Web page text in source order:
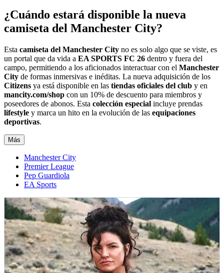
¿Cuándo estará disponible la nueva
camiseta del Manchester City?
Esta camiseta del Manchester City no es solo algo que se viste, es
un portal que da vida a EA SPORTS FC 26 dentro y fuera del
campo, permitiendo a los aficionados interactuar con el Manchester
City de formas inmersivas e inéditas. La nueva adquisición de los
Citizens ya está disponible en las tiendas oficiales del club y en
mancity.com/shop con un 10% de descuento para miembros y
poseedores de abonos. Esta colección especial incluye prendas
lifestyle y marca un hito en la evolución de las equipaciones
deportivas.
Más
Manchester City
Premier League
Pep Guardiola
EA Sports